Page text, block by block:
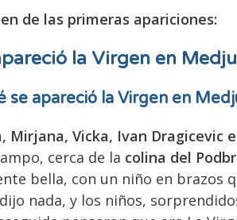
de las primeras apariciones:
la Virgen en
se apareció la Virgen en
Mirjana, Vicka, Ivan Dragicevic
cerca de la colina del
bella, con un niño en brazos
nada, y los niños,